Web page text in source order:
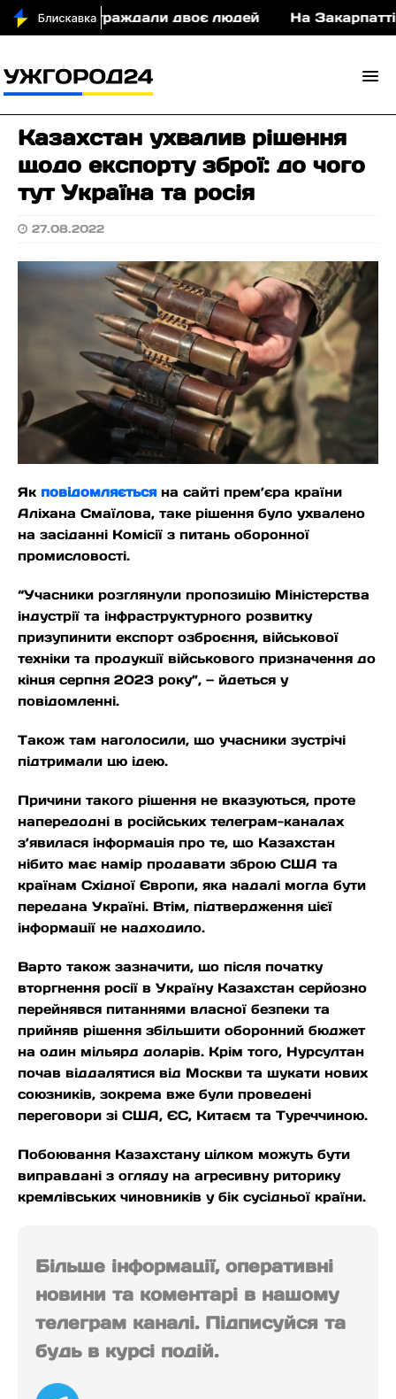
ДТП постраждали двоє людей На Закарпатті
Казахстан ухвалив рішення
щодо експорту зброї: до чого
тут Україна та росія
27.08.2022
Як повідомляєтьсяна сайті прем’єра країни
Аліхана Смаїлова, таке рішення було ухвалено
на засіданні Комісії з питань оборонної
промисловості.
“Учасники розглянули пропозицію Міністерства
індустрії та інфраструктурного розвитку
призупинити експорт озброєння, військової
техніки та продукції військового призначення до
кінця серпня 2023 року”, — йдеться у
повідомленні.
Також там наголосили, що учасники зустрічі
підтримали цю ідею.
Причини такого рішення не вказуються, проте
напередодні в російських телеграм-каналах
з’явилася інформація про те, що Казахстан
нібито має намір продавати зброю США та
країнам Східної Європи, яка надалі могла бути
передана Україні. Втім, підтвердження цієї
інформації не надходило.
Варто також зазначити, що після початку
вторгнення росії в Україну Казахстан серйозно
перейнявся питаннями власної безпеки та
прийняв рішення збільшити оборонний бюджет
на один мільярд доларів. Крім того, Нурсултан
почав віддалятися від Москви та шукати нових
союзників, зокрема вже були проведені
переговори зі США, ЄС, Китаєм та Туреччиною.
Побоювання Казахстану цілком можуть бути
виправдані з огляду на агресивну риторику
кремлівських чиновників у бік сусідньої країни.
Більше інформації, оперативні
новини та коментарі в нашому
телеграм каналі. Підписуйся та
будь в курсі подій.